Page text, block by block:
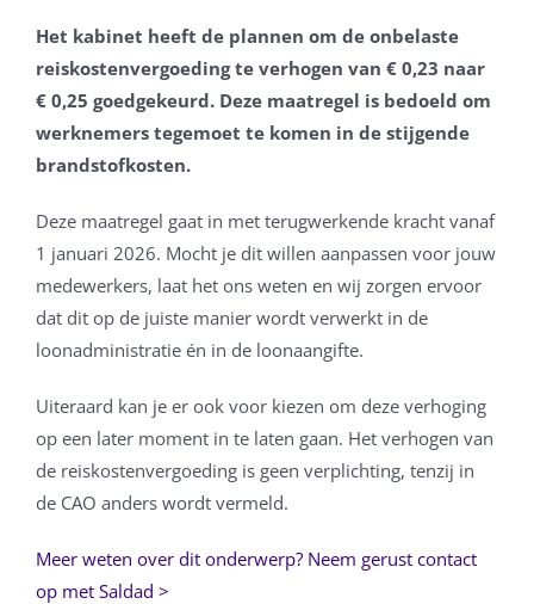
Het kabinet heeft de plannen om de onbelaste
reiskostenvergoeding te verhogen van € 0,23 naar
€ 0,25 goedgekeurd. Deze maatregel is bedoeld om
werknemers tegemoet te komen in de stijgende
brandstofkosten.
Deze maatregel gaat in met terugwerkende kracht vanaf
1 januari 2026. Mocht je dit willen aanpassen voor jouw
medewerkers, laat het ons weten en wij zorgen ervoor
dat dit op de juiste manier wordt verwerkt in de
loonadministratie én in de loonaangifte.
Uiteraard kan je er ook voor kiezen om deze verhoging
op een later moment in te laten gaan. Het verhogen van
de reiskostenvergoeding is geen verplichting, tenzij in
de CAO anders wordt vermeld.
Meer weten over dit onderwerp? Neem gerust contact
op met Saldad >